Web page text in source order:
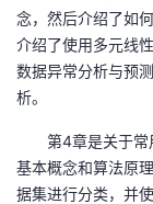
念，然后介绍了如
介绍了使用多元线
数据异常分析与预
析。
第4章是关于常用
基本概念和算法原
据集进行分类，并